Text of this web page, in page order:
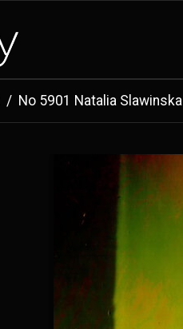
No 5901 Natalia Slawinska